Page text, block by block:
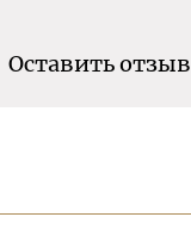
Оставить отзыв